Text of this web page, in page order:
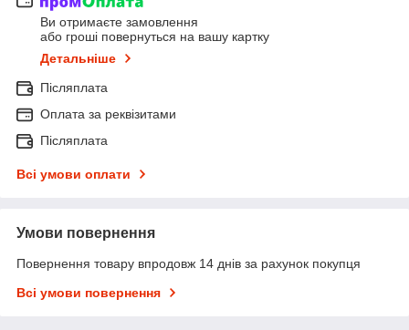
Ви отримаєте замовлення
або гроші повернуться на вашу картку
Детальніше
Післяплата
Оплата за реквізитами
Післяплата
Всі умови оплати
Умови повернення
Повернення товару впродовж 14 днів за рахунок покупця
Всі умови повернення